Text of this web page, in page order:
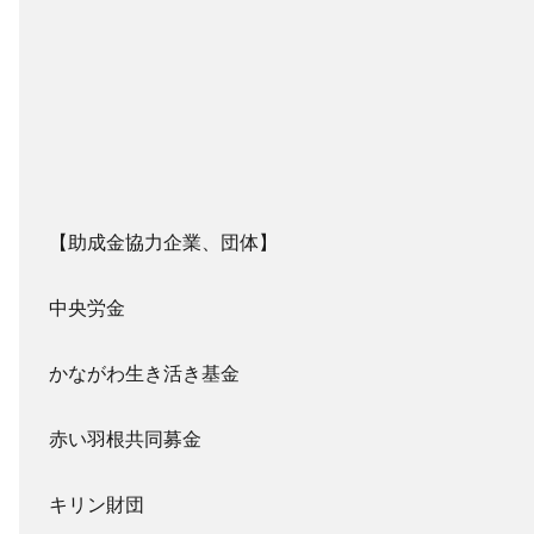
【助成金協力企業、団体】
中央労金
かながわ生き活き基金
赤い羽根共同募金
キリン財団